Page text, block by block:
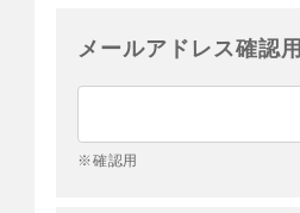
メールアドレス確認用
※確認用